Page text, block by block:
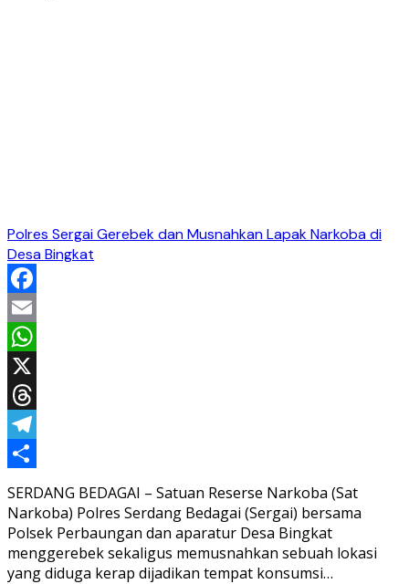
Polres Sergai Gerebek dan Musnahkan Lapak Narkoba di
Desa Bingkat
Facebook
Email
WhatsApp
X
Threads
Telegram
Share
SERDANG BEDAGAI – Satuan Reserse Narkoba (Sat
Narkoba) Polres Serdang Bedagai (Sergai) bersama
Polsek Perbaungan dan aparatur Desa Bingkat
menggerebek sekaligus memusnahkan sebuah lokasi
yang diduga kerap dijadikan tempat konsumsi…